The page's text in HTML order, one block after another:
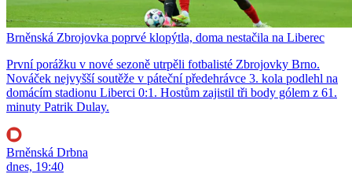
Brněnská Zbrojovka poprvé klopýtla, doma nestačila na Liberec
První porážku v nové sezoně utrpěli fotbalisté Zbrojovky Brno.
Nováček nejvyšší soutěže v páteční předehrávce 3. kola podlehl na
domácím stadionu Liberci 0:1. Hostům zajistil tři body gólem z 61.
minuty Patrik Dulay.
Brněnská Drbna
dnes, 19:40